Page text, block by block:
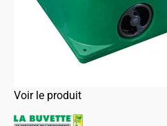
Voir le produit